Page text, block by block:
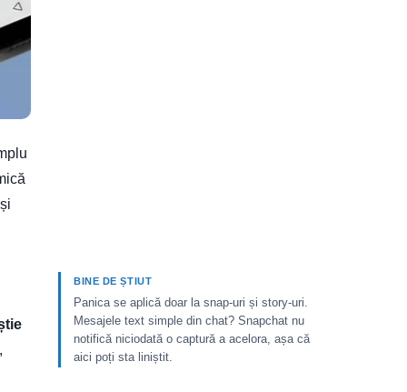
BINE DE ȘTIUT
Panica se aplică doar la snap-uri și story-uri.
Mesajele text simple din chat? Snapchat nu
notifică niciodată o captură a acelora, așa că
aici poți sta liniștit.